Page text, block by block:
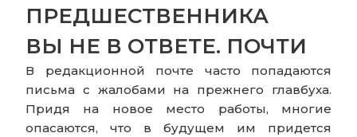
ПРЕДШЕСТВЕННИКА
ВЫ НЕ В ОТВЕТЕ. ПОЧТИ
В редакционной почте часто попадаются
письма с жалобами на прежнего главбуха.
Придя на новое место работы, многие
опасаются, что в будущем им придется